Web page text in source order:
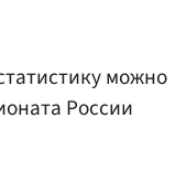
можно
России